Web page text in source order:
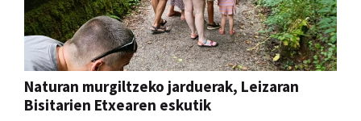
Naturan murgiltzeko jarduerak, Leizaran
Bisitarien Etxearen eskutik